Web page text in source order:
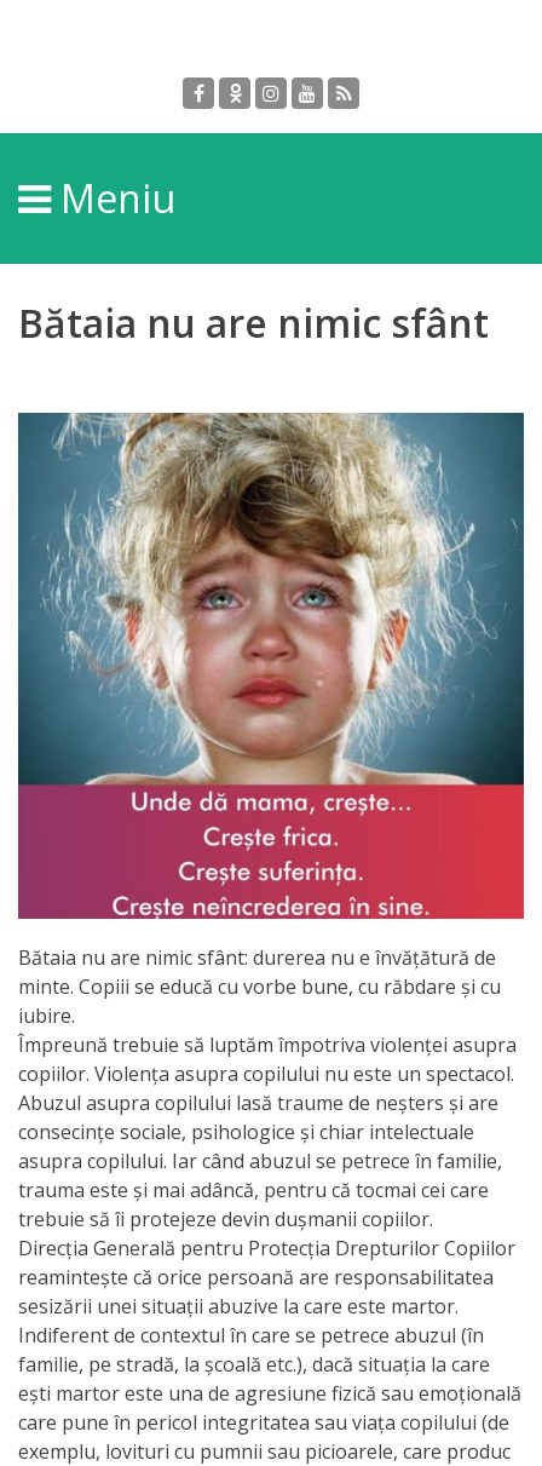
DGPDC
Informații
despre
DGPDC
Structura
Strategia
Orarul
audienței
Managementul
instituției
Planuri
Parteneriate
Proiecte
Rapoarte
de
activitate
Transparență
Achiziții
publice
Invitații
de
participare
Meniu
Bătaia nu are nimic sfânt
Bătaia nu are nimic sfânt: durerea nu e învățătură de
minte. Copiii se educă cu vorbe bune, cu răbdare și cu
iubire.
Împreună trebuie să luptăm împotriva violenței asupra
copiilor. Violența asupra copilului nu este un spectacol.
Abuzul asupra copilului lasă traume de neșters și are
consecințe sociale, psihologice și chiar intelectuale
asupra copilului. Iar când abuzul se petrece în familie,
trauma este și mai adâncă, pentru că tocmai cei care
trebuie să îi protejeze devin dușmanii copiilor.
Direcția Generală pentru Protecția Drepturilor Copiilor
reamintește că orice persoană are responsabilitatea
sesizării unei situații abuzive la care este martor.
Indiferent de contextul în care se petrece abuzul (în
familie, pe stradă, la școală etc.), dacă situația la care
ești martor este una de agresiune fizică sau emoțională
care pune în pericol integritatea sau viața copilului (de
exemplu, lovituri cu pumnii sau picioarele, care produc